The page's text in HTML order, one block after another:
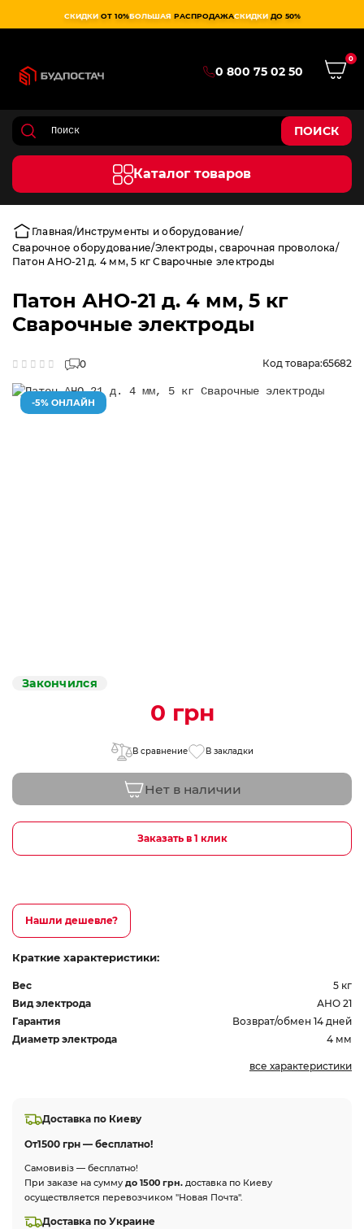
СКИДКИ ОТ 10%БОЛЬШАЯ РАСПРОДАЖАСКИДКИ ДО 50%
0 800 75 02 50
0
ПОИСК
Каталог товаров
Главная Инструменты и оборудование
Сварочное оборудование Электроды, сварочная проволока
Патон АНО-21 д. 4 мм, 5 кг Сварочные электроды
Патон АНО-21 д. 4 мм, 5 кг
Сварочные электроды
0 Код товара:65682
-5% ОНЛАЙН
Закончился
0 грн
В сравнение В закладки
Нет в наличии
Заказать в 1 клик
Нашли дешевле?
Краткие характеристики:
Вес
5 кг
Вид электрода
АНО 21
Гарантия
Возврат/обмен 14 дней
Диаметр электрода
4 мм
все характеристики
Доставка по Киеву
От1500 грн — бесплатно!
Самовивіз — бесплатно!
При заказе на сумму до 1500 грн. доставка по Киеву
осуществляется перевозчиком "Новая Почта".
Доставка по Украине